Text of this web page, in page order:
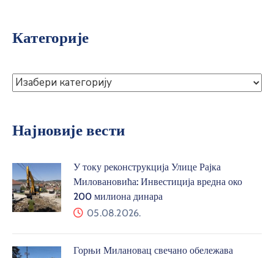
Категорије
Најновије вести
У току реконструкција Улице Рајка
Миловановића: Инвестиција вредна око
200 милиона динара
05.08.2026.
Горњи Милановац свечано обележава